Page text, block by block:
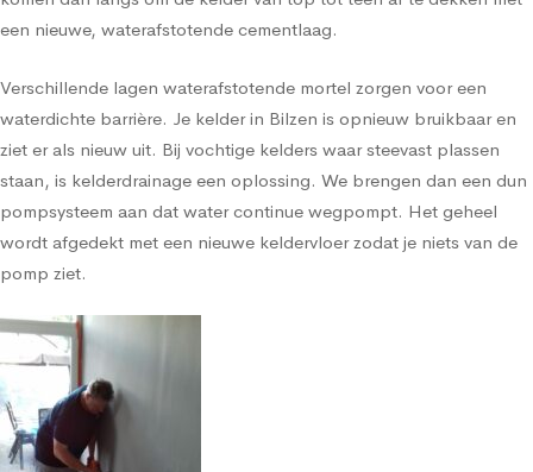
een nieuwe, waterafstotende cementlaag.
Verschillende lagen waterafstotende mortel zorgen voor een
waterdichte barrière. Je kelder in Bilzen is opnieuw bruikbaar en
ziet er als nieuw uit. Bij vochtige kelders waar steevast plassen
staan, is kelderdrainage een oplossing. We brengen dan een dun
pompsysteem aan dat water continue wegpompt. Het geheel
wordt afgedekt met een nieuwe keldervloer zodat je niets van de
pomp ziet.